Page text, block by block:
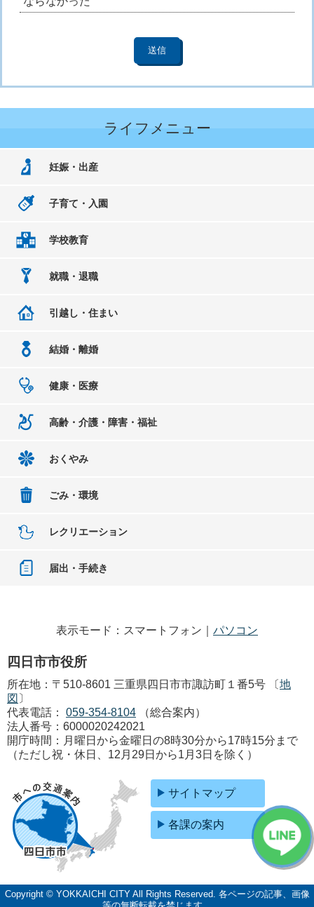
ライフメニュー
妊娠・出産
子育て・入園
学校教育
就職・退職
引越し・住まい
結婚・離婚
健康・医療
高齢・介護・障害・福祉
おくやみ
ごみ・環境
レクリエーション
届出・手続き
表示モード：スマートフォン｜ パソコン
四日市市役所
所在地：〒510-8601 三重県四日市市諏訪町１番5号 〔地
図 〕
代表電話：
059-354-8104
（総合案内）
法人番号：6000020242021
開庁時間：月曜日から金曜日の8時30分から17時15分まで
（ただし祝・休日、12月29日から1月3日を除く）
サイトマップ
各課の案内
Copyright © YOKKAICHI CITY All Rights Reserved. 各ページの記事、画像